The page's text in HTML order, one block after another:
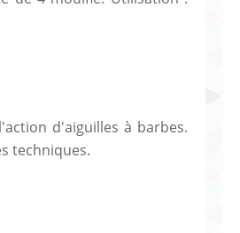
d'aiguilles à barbes.
techniques.